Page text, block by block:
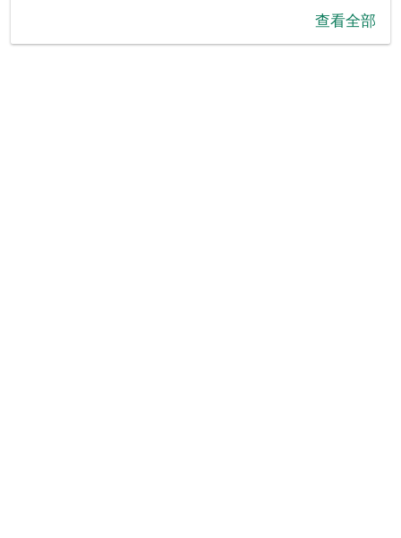
查看全部